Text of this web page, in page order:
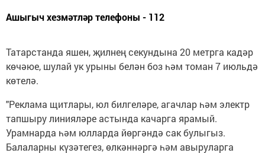
Ашыгыч хезмәтләр телефоны - 112
Татарстанда яшен, җилнең секундына 20 метрга кадәр
көчәюе, шулай ук урыны белән боз һәм томан 7 июльдә
көтелә.
"Реклама щитлары, юл билгеләре, агачлар һәм электр
тапшыру линияләре астында качарга ярамый.
Урамнарда һәм юлларда йөргәндә сак булыгыз.
Балаларны күзәтегез, өлкәннәргә һәм авыруларга